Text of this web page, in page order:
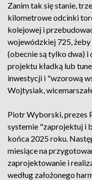
Zanim tak się stanie,
kilometrowe odcinki
kolejowej i
wojewódzkiej 725,
(obecnie są tylko dwa) i
projektu kładką lub
inwestycji i "wzorową
Wojtysiak,
Piotr Wyborski, prezes
systemie "zaprojektuj i
końca 2025 roku.
miesiące na
zaprojektowanie i
według założonego